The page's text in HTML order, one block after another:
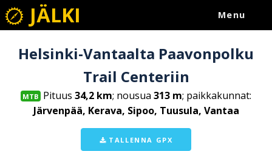
JÄLKI Menu
Helsinki-Vantaalta Paavonpolku
Trail Centeriin
MTB Pituus34,2 km; nousua313 m; paikkakunnat:
Järvenpää, Kerava, Sipoo, Tuusula, Vantaa
TALLENNA GPX